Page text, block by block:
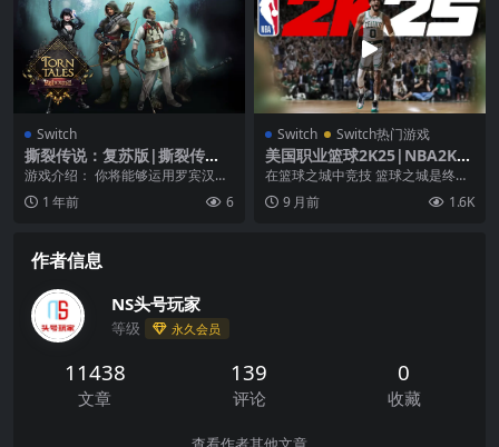
Switch
撕裂传说：复苏版|撕裂传
送：重制版|Torn Tales: Reb
ound Edition
游戏介绍： 你将能够运用罗宾汉、
白雪公主以及杰基尔博士与海德先
生的能力，与他们一...
1 年前 6
Switch Switch热门游戏
美国职业篮球2K25|NBA2K25
中文
在篮球之城中竞技 篮球之城是终极
战场，去街头公园享受街头篮球的
乐趣，在各种新场地...
9 月前 1.6K
作者信息
NS头号玩家
等级 永久会员
11438
文章
139
评论
0
收藏